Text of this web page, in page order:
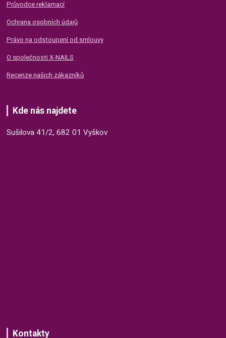
Průvodce reklamací
Ochrana osobních údajů
Právo na odstoupení od smlouvy
O společnosti X-NAILS
Recenze našich zákazníků
Kde nás najdete
Sušilova 41/2, 682 01 Vyškov
Kontakty